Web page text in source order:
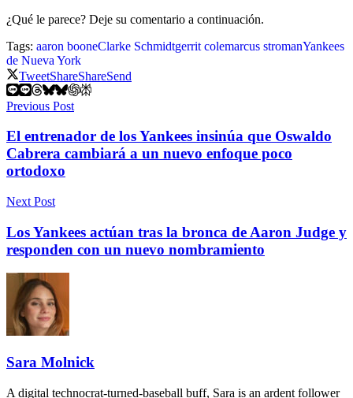
¿Qué le parece? Deje su comentario a continuación.
Tags: aaron booneClarke Schmidtgerrit colemarcus stromanYankees
de Nueva York
TweetShareShareSend
Previous Post
El entrenador de los Yankees insinúa que Oswaldo
Cabrera cambiará a un nuevo enfoque poco
ortodoxo
Next Post
Los Yankees actúan tras la bronca de Aaron Judge y
responden con un nuevo nombramiento
Sara Molnick
A digital technocrat-turned-baseball buff, Sara is an ardent follower